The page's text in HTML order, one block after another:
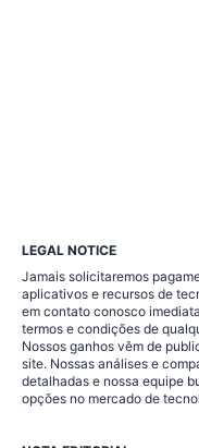
LEGAL NOTICE
Jamais solicitaremos
aplicativos e recursos de
em contato conosco
termos e condições de
Nossos ganhos vêm de
site. Nossas análises e
detalhadas e nossa equipe
opções no mercado de